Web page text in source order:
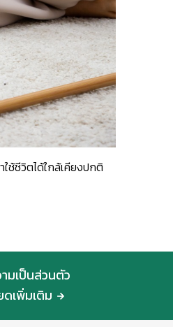
ช้ชีวิตได้ใกล้เคียงปกติ
มเป็นส่วนตัว
ดเพิ่มเติม